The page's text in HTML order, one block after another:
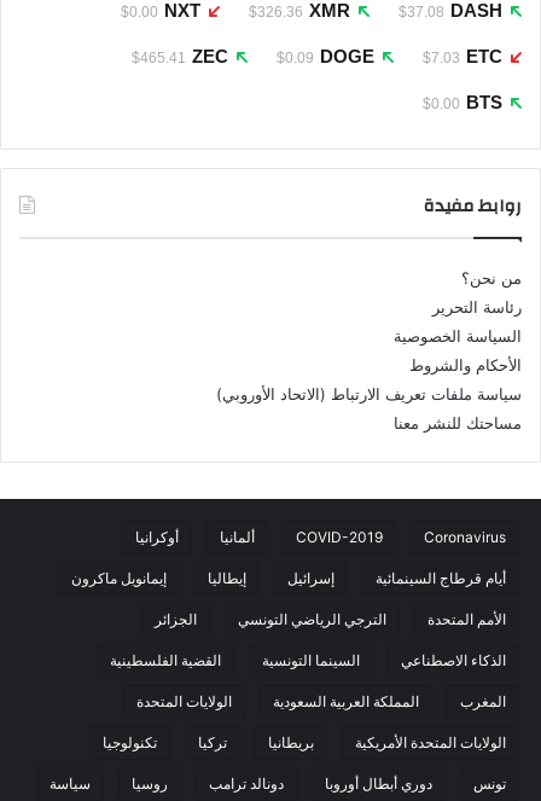
DASH
$37.08
XMR
$326.36
NXT
$0.00
ETC
$7.03
DOGE
$0.09
ZEC
$465.41
BTS
$0.00
روابط مفيدة
من نحن؟
رئاسة التحرير
السياسة الخصوصية
الأحكام والشروط
سياسة ملفات تعريف الارتباط (الاتحاد الأوروبي)
مساحتك للنشر معنا
Coronavirus
COVID-2019 ألمانيا أوكرانيا
أيام قرطاج السينمائية إسرائيل إيطاليا إيمانويل ماكرون
الأمم المتحدة الترجي الرياضي التونسي الجزائر
الذكاء الاصطناعي السينما التونسية القضية الفلسطينية
المغرب المملكة العربية السعودية الولايات المتحدة
الولايات المتحدة الأمريكية بريطانيا تركيا تكنولوجيا
تونس دوري أبطال أوروبا دونالد ترامب روسيا سياسة